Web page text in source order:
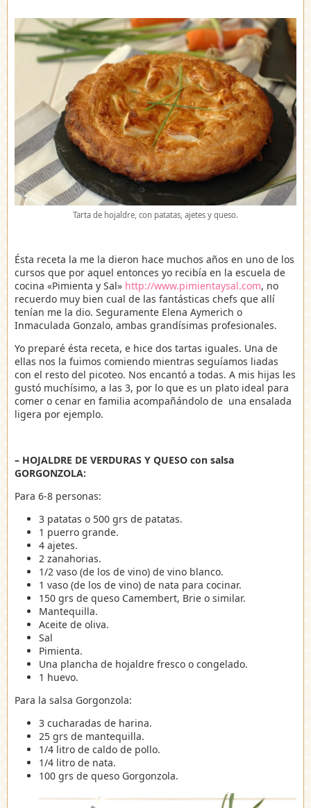
Tarta de hojaldre, con patatas, ajetes y queso.
Ésta receta la me la dieron hace muchos años en uno de los
cursos que por aquel entonces yo recibía en la escuela de
cocina «Pimienta y Sal» http://www.pimientaysal.com, no
recuerdo muy bien cual de las fantásticas chefs que allí
tenían me la dio. Seguramente Elena Aymerich o
Inmaculada Gonzalo, ambas grandísimas profesionales.
Yo preparé ésta receta, e hice dos tartas iguales. Una de
ellas nos la fuimos comiendo mientras seguíamos liadas
con el resto del picoteo. Nos encantó a todas. A mis hijas les
gustó muchísimo, a las 3, por lo que es un plato ideal para
comer o cenar en familia acompañándolo de una ensalada
ligera por ejemplo.
– HOJALDRE DE VERDURAS Y QUESO con salsa
GORGONZOLA:
Para 6-8 personas:
3 patatas o 500 grs de patatas.
1 puerro grande.
4 ajetes.
2 zanahorias.
1/2 vaso (de los de vino) de vino blanco.
1 vaso (de los de vino) de nata para cocinar.
150 grs de queso Camembert, Brie o similar.
Mantequilla.
Aceite de oliva.
Sal
Pimienta.
Una plancha de hojaldre fresco o congelado.
1 huevo.
Para la salsa Gorgonzola:
3 cucharadas de harina.
25 grs de mantequilla.
1/4 litro de caldo de pollo.
1/4 litro de nata.
100 grs de queso Gorgonzola.